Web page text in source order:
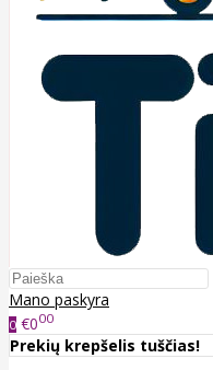
Mano paskyra
0 €000
Prekių krepšelis tuščias!